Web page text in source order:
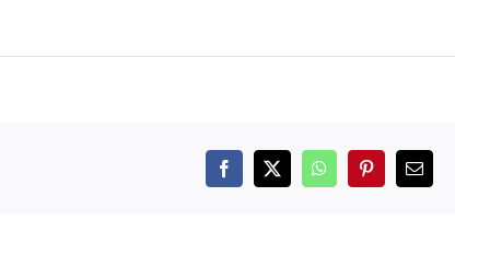
Facebook
X WhatsAppPinterestCorreo
electrónico